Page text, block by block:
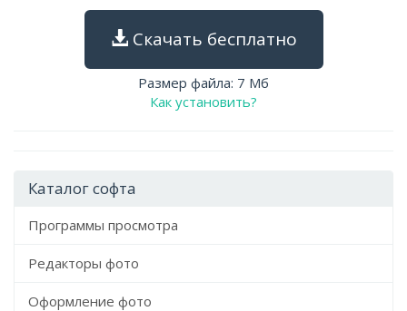
Скачать бесплатно
Размер файла: 7 Мб
Как установить?
Каталог софта
Программы просмотра
Редакторы фото
Оформление фото